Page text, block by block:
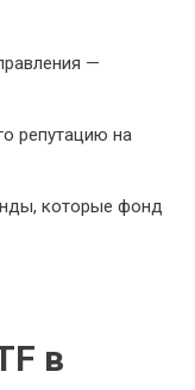
—
репутацию на
которые фонд
в